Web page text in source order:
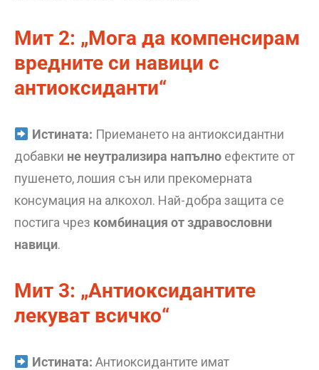
Мит 2: „Мога да компенсирам
вредните си навици с
антиоксиданти“
Истината: Приемането на антиоксидантни
добавки не неутрализира напълно ефектите от
пушенето, лошия сън или прекомерната
консумация на алкохол. Най-добра защита се
постига чрез комбинация от здравословни
навици.
Мит 3: „Антиоксидантите
лекуват всичко“
Истината: Антиоксидантите имат